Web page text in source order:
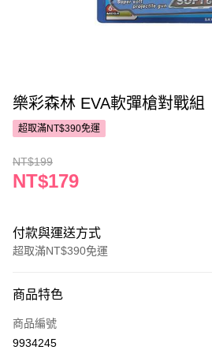
樂彩森林 EVA軟彈槍對戰組
超取滿NT$390免運
NT$199
NT$179
付款與運送方式
超取滿NT$390免運
POYA支付
信用卡一次付款
商品特色
商品編號
9934245